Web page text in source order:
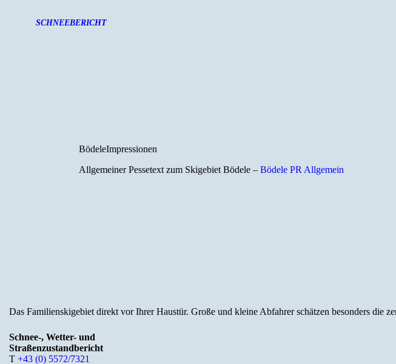
SCHNEEBERICHT
BödeleImpressionen
Allgemeiner Pessetext zum Skigebiet Bödele – Bödele PR Allgemein
Das Familienskigebiet direkt vor Ihrer Haustür. Große und kleine Abfahrer schätzen besonders die
Schnee-, Wetter- und
Straßenzustandbericht
T +43 (0) 5572/7321